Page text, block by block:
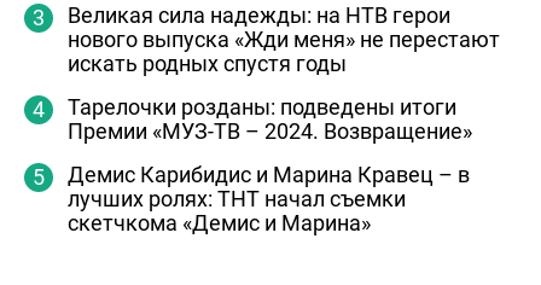
Великая сила надежды: на НТВ герои
нового выпуска «Жди меня» не перестают
искать родных спустя годы
Тарелочки розданы: подведены итоги
Премии «МУЗ-ТВ – 2024. Возвращение»
Демис Карибидис и Марина Кравец – в
лучших ролях: ТНТ начал съемки
скетчкома «Демис и Марина»